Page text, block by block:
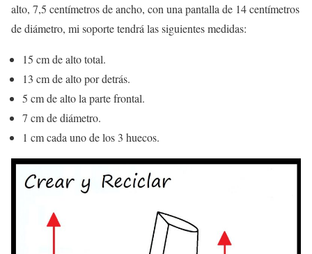
alto, 7,5 centímetros de ancho, con una pantalla de 14 centímetros
de diámetro, mi soporte tendrá las siguientes medidas:
15 cm de alto total.
13 cm de alto por detrás.
5 cm de alto la parte frontal.
7 cm de diámetro.
1 cm cada uno de los 3 huecos.